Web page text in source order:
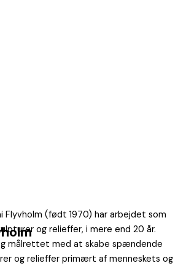
Flyvholm (født 1970) har arbejdet som
og relieffer, i mere end 20 år.
målrettet med at skabe spændende
og relieffer primært af menneskets og